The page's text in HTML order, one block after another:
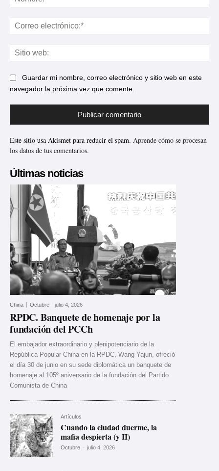
Guardar mi nombre, correo electrónico y sitio web en este
navegador la próxima vez que comente.
Este sitio usa Akismet para reducir el spam. Aprende cómo se procesan
los datos de tus comentarios.
Últimas noticias
China Octubre - julio 4, 2026
RPDC. Banquete de homenaje por la
fundación del PCCh
El embajador extraordinario y plenipotenciario de la
República Popular China en la RPDC, Wang Yajun, ofreció
el día 30 de junio en su sede diplomática un banquete de
homenaje al 105º aniversario de la fundación del Partido
Comunista de China
Artículos
Cuando la ciudad duerme, la
mafia despierta (y II)
Octubre - julio 4, 2026